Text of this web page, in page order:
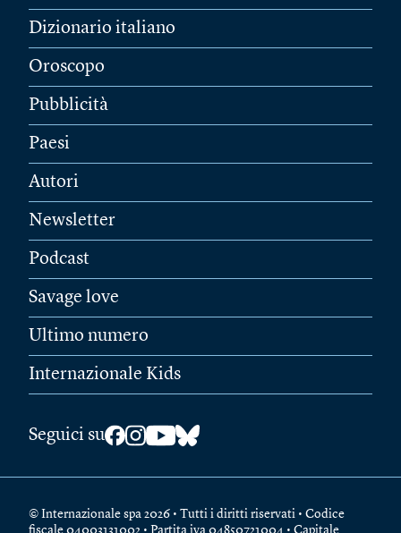
Dizionario italiano
Oroscopo
Pubblicità
Paesi
Autori
Newsletter
Podcast
Savage love
Ultimo numero
Internazionale Kids
Seguici su
© Internazionale spa 2026 • Tutti i diritti riservati • Codice
fiscale 04003131002 • Partita iva 04850721004 • Capitale